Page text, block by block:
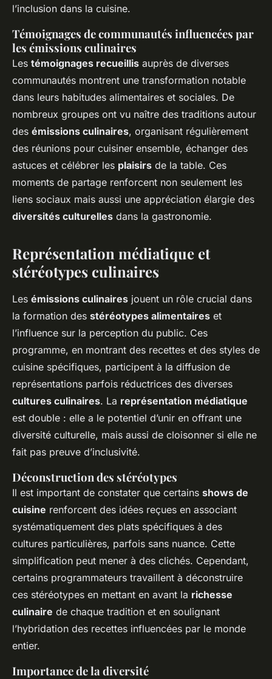
l’inclusion dans la cuisine.
Témoignages de communautés influencées par
les émissions culinaires
Les témoignages recueillis auprès de diverses
communautés montrent une transformation notable
dans leurs habitudes alimentaires et sociales. De
nombreux groupes ont vu naître des traditions autour
des émissions culinaires, organisant régulièrement
des réunions pour cuisiner ensemble, échanger des
astuces et célébrer les plaisirs de la table. Ces
moments de partage renforcent non seulement les
liens sociaux mais aussi une appréciation élargie des
diversités culturelles dans la gastronomie.
Représentation médiatique et
stéréotypes culinaires
Les émissions culinaires jouent un rôle crucial dans
la formation des stéréotypes alimentaires et
l’influence sur la perception du public. Ces
programme, en montrant des recettes et des styles de
cuisine spécifiques, participent à la diffusion de
représentations parfois réductrices des diverses
cultures culinaires. La représentation médiatique
est double : elle a le potentiel d’unir en offrant une
diversité culturelle, mais aussi de cloisonner si elle ne
fait pas preuve d’inclusivité.
Déconstruction des stéréotypes
Il est important de constater que certains shows de
cuisine renforcent des idées reçues en associant
systématiquement des plats spécifiques à des
cultures particulières, parfois sans nuance. Cette
simplification peut mener à des clichés. Cependant,
certains programmateurs travaillent à déconstruire
ces stéréotypes en mettant en avant la richesse
culinaire de chaque tradition et en soulignant
l’hybridation des recettes influencées par le monde
entier.
Importance de la diversité